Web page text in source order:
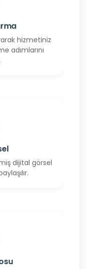
hizmetiniz
adımlarını
dijital görsel